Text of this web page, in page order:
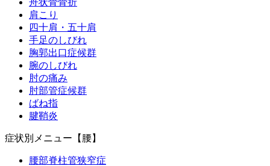
肩こり
四十肩・五十肩
手足のしびれ
胸郭出口症候群
腕のしびれ
肘の痛み
肘部管症候群
ばね指
腱鞘炎
症状別メニュー【腰】
腰部脊柱管狭窄症